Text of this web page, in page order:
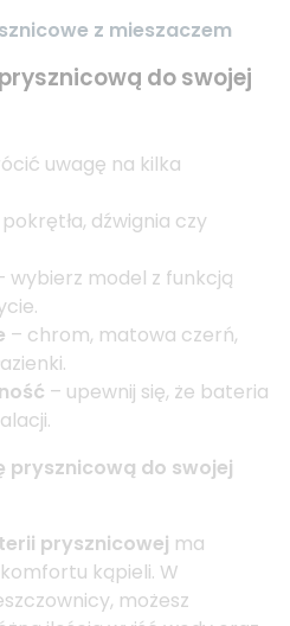
z mieszaczem
do swojej
uwagę na kilka
dźwignia czy
wybierz model z funkcją
– chrom, matowa czerń,
– upewnij się, że bateria
prysznicową do swojej
prysznicowej ma
kąpieli. W
możesz